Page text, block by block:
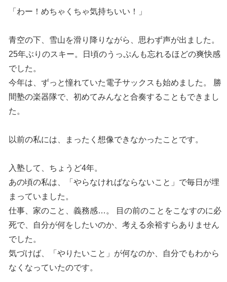
「わー！めちゃくちゃ気持ちいい！」
青空の下、雪山を滑り降りながら、思わず声が出ました。
25年ぶりのスキー。日頃のうっぷんも忘れるほどの爽快感
でした。
今年は、ずっと憧れていた電子サックスも始めました。 勝
間塾の楽器隊で、初めてみんなと合奏することもできまし
た。
以前の私には、まったく想像できなかったことです。
入塾して、ちょうど4年。
あの頃の私は、「やらなければならないこと」で毎日が埋
まっていました。
仕事、家のこと、義務感…。 目の前のことをこなすのに必
死で、自分が何をしたいのか、考える余裕すらありません
でした。
気づけば、「やりたいこと」が何なのか、自分でもわから
なくなっていたのです。